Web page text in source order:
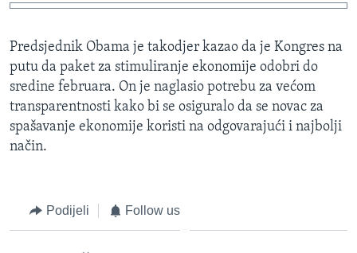
Predsjednik Obama je takodjer kazao da je Kongres na
putu da paket za stimuliranje ekonomije odobri do
sredine februara. On je naglasio potrebu za većom
transparentnosti kako bi se osiguralo da se novac za
spašavanje ekonomije koristi na odgovarajući i najbolji
način.
Podijeli Follow us